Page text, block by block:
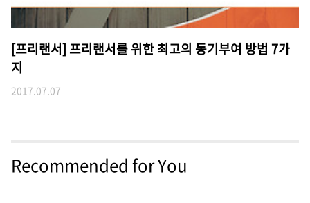
[프리랜서] 프리랜서를 위한 최고의 동기부여 방법 7가
지
2017.07.07
Recommended for You